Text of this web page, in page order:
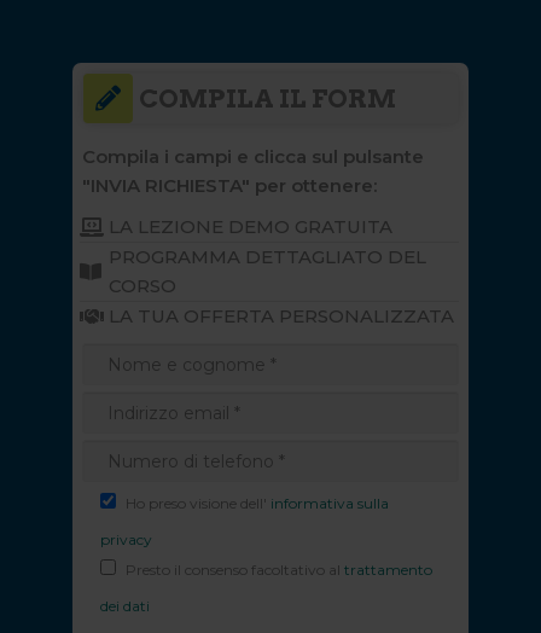
COMPILA IL FORM
Compila i campi e clicca sul pulsante
"INVIA RICHIESTA" per ottenere:
LA LEZIONE DEMO GRATUITA
PROGRAMMA DETTAGLIATO DEL
CORSO
LA TUA OFFERTA PERSONALIZZATA
Ho preso visione dell' informativa sulla
privacy
Presto il consenso facoltativo al trattamento
dei dati